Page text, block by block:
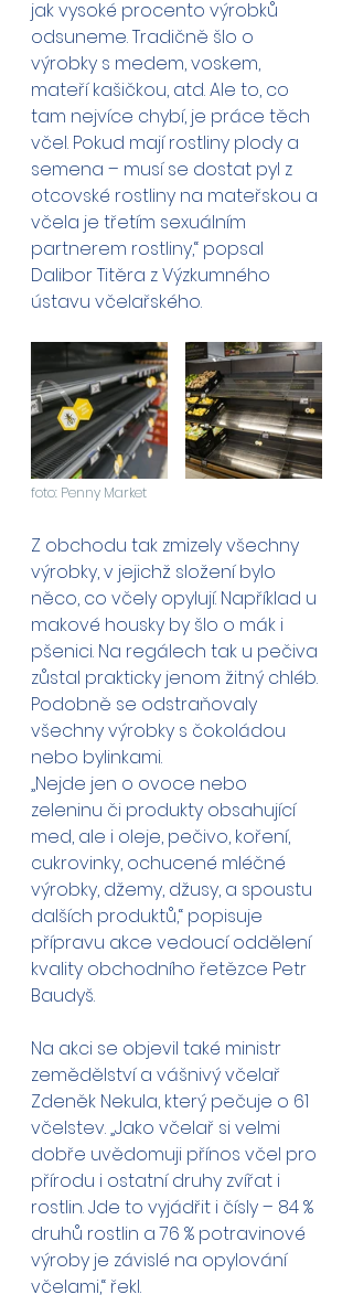
jak vysoké procento výrobků
odsuneme. Tradičně šlo o
výrobky s medem, voskem,
mateří kašičkou, atd. Ale to, co
tam nejvíce chybí, je práce těch
včel. Pokud mají rostliny plody a
semena – musí se dostat pyl z
otcovské rostliny na mateřskou a
včela je třetím sexuálním
partnerem rostliny,“ popsal
Dalibor Titěra z Výzkumného
ústavu včelařského.
foto: Penny Market
Z obchodu tak zmizely všechny
výrobky, v jejichž složení bylo
něco, co včely opylují. Například u
makové housky by šlo o mák i
pšenici. Na regálech tak u pečiva
zůstal prakticky jenom žitný chléb.
Podobně se odstraňovaly
všechny výrobky s čokoládou
nebo bylinkami.
„Nejde jen o ovoce nebo
zeleninu či produkty obsahující
med, ale i oleje, pečivo, koření,
cukrovinky, ochucené mléčné
výrobky, džemy, džusy, a spoustu
dalších produktů,“ popisuje
přípravu akce vedoucí oddělení
kvality obchodního řetězce Petr
Baudyš.
Na akci se objevil také ministr
zemědělství a vášnivý včelař
Zdeněk Nekula, který pečuje o 61
včelstev. „Jako včelař si velmi
dobře uvědomuji přínos včel pro
přírodu i ostatní druhy zvířat i
rostlin. Jde to vyjádřit i čísly – 84 %
druhů rostlin a 76 % potravinové
výroby je závislé na opylování
včelami,“ řekl.